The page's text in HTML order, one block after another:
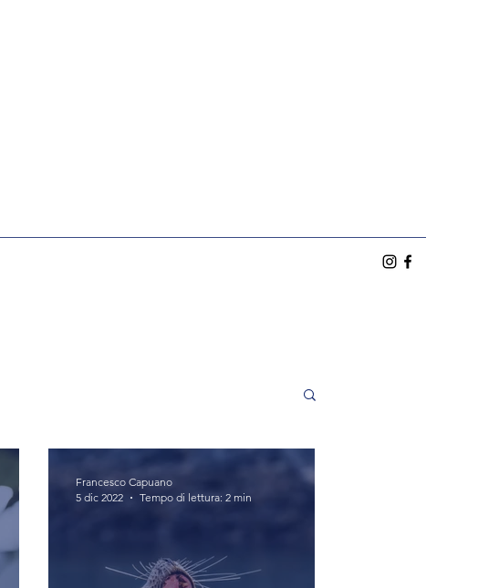
Francesco Capuano
5 dic 2022
Tempo di lettura: 2 min